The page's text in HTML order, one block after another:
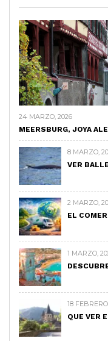
24 MARZO, 2026
MEERSBURG, JOYA
8 MARZO,
VER
2 MARZO,
EL
1 MARZO,
18
QUE VER